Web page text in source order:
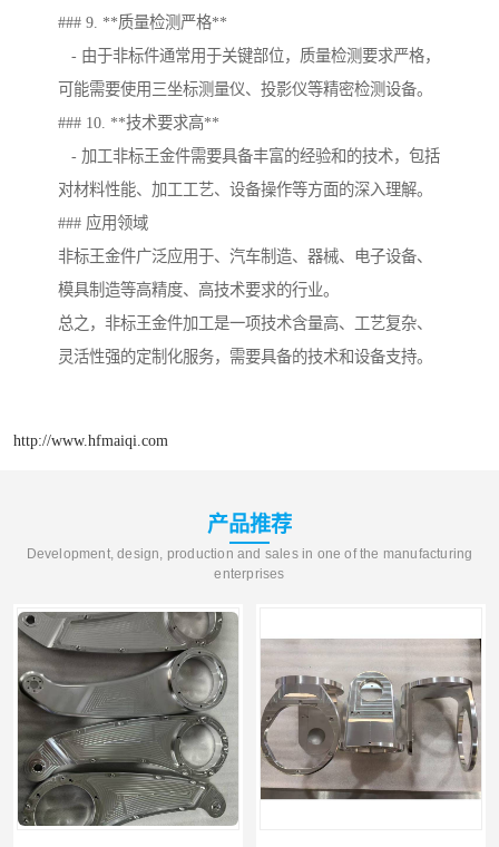
### 9. **质量检测严格**
- 由于非标件通常用于关键部位，质量检测要求严格，
可能需要使用三坐标测量仪、投影仪等精密检测设备。
### 10. **技术要求高**
- 加工非标王金件需要具备丰富的经验和的技术，包括
对材料性能、加工工艺、设备操作等方面的深入理解。
### 应用领域
非标王金件广泛应用于、汽车制造、器械、电子设备、
模具制造等高精度、高技术要求的行业。
总之，非标王金件加工是一项技术含量高、工艺复杂、
灵活性强的定制化服务，需要具备的技术和设备支持。
http://www.hfmaiqi.com
产品推荐
Development, design, production and sales in one of the manufacturing
enterprises